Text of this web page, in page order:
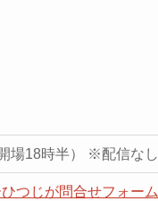
場18時半） ※配信なし
つじが問合せフォーム